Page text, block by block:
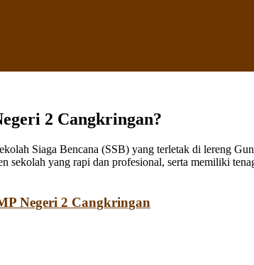
2 Cangkringan?
Siaga Bencana (SSB) yang terletak di lereng
sekolah yang rapi dan profesional, serta memiliki
Negeri 2 Cangkringan